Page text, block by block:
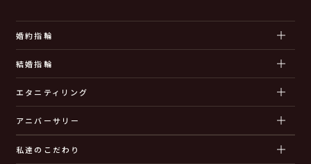
婚約指輪
結婚指輪
エタニティリング
アニバーサリー
私達のこだわり